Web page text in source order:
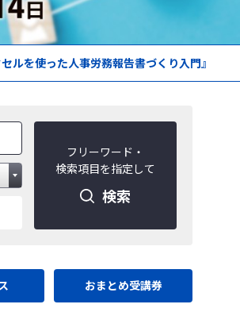
セルを使った人事労務報告書づくり入門』
フリーワード・
検索項目を指定して
検索
おまとめ受講券